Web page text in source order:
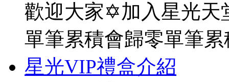
歡迎大家✡加入星光天
單筆累積會歸零單筆
星光VIP禮盒介紹